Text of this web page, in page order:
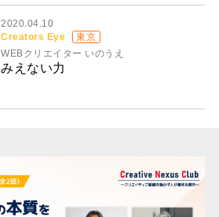
2020.04.10
Creators Eye
東京
WEBクリエイター いのうえ
みえない力